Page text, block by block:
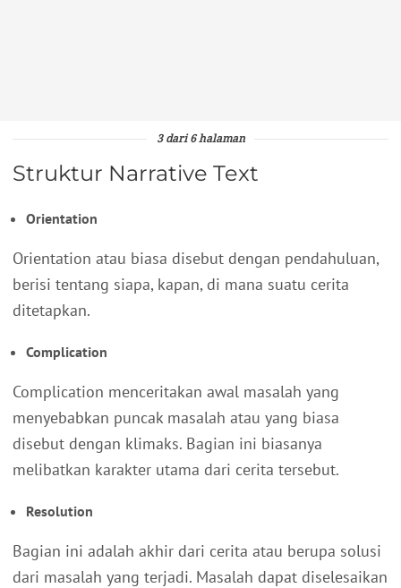
3 dari 6 halaman
Struktur Narrative Text
Orientation
Orientation atau biasa disebut dengan pendahuluan,
berisi tentang siapa, kapan, di mana suatu cerita
ditetapkan.
Complication
Complication menceritakan awal masalah yang
menyebabkan puncak masalah atau yang biasa
disebut dengan klimaks. Bagian ini biasanya
melibatkan karakter utama dari cerita tersebut.
Resolution
Bagian ini adalah akhir dari cerita atau berupa solusi
dari masalah yang terjadi. Masalah dapat diselesaikan